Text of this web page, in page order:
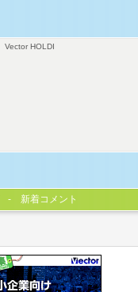
Vector HOLDI
新着コメント